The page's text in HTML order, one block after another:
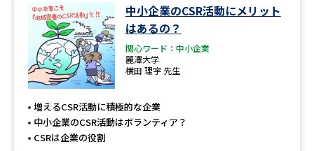
中小企業のCSR活動にメリット
はあるの？
関心ワード：中小企業
麗澤大学
横田 理宇 先生
増えるCSR活動に積極的な企業
中小企業のCSR活動はボランティア？
CSRは企業の役割